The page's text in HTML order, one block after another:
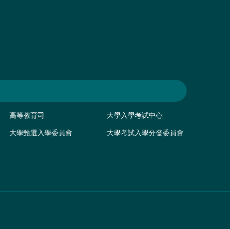
高等教育司 大學入學考試中心
大學甄選入學委員會 大學考試入學分發委員會